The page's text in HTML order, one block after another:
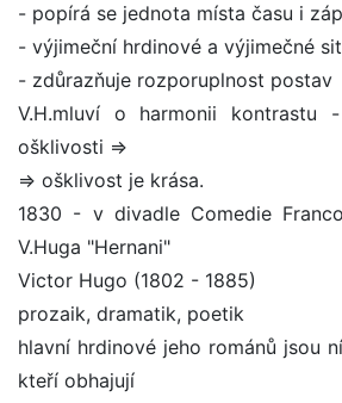
- popírá se jednota místa času i
- výjimeční hrdinové a výjimečné
- zdůrazňuje rozporuplnost postav
V.H.mluví o harmonii kontrastu
ošklivosti =>
=> ošklivost je krása.
1830 - v divadle Comedie
V.Huga "Hernani"
Victor Hugo (1802 - 1885)
prozaik, dramatik, poetik
hlavní hrdinové jeho románů jsou
kteří obhajují